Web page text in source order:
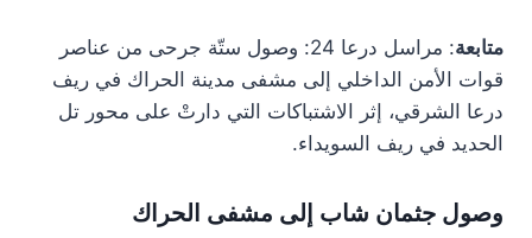
متابعة
: مراسل درعا 24: وصول ستّة جرحى من عناصر
قوات الأمن الداخلي إلى مشفى مدينة الحراك في ريف
درعا الشرقي، إثر الاشتباكات التي دارتْ على محور تل
الحديد في ريف السويداء.
وصول جثمان شاب إلى مشفى الحراك